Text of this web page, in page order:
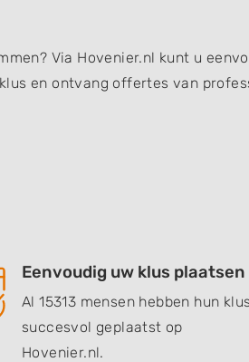
Via Hovenier.nl kunt u
en ontvang offertes van
Eenvoudig uw klus plaatsen
Al 15313 mensen hebben hun klus
succesvol geplaatst op
Hovenier.nl.